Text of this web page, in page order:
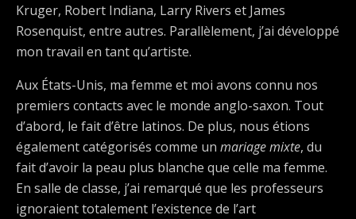
Kruger, Robert Indiana, Larry Rivers et James
Rosenquist, entre autres. Parallèlement, j’ai développé
mon travail en tant qu’artiste.
Aux États-Unis, ma femme et moi avons connu nos
premiers contacts avec le monde anglo-saxon. Tout
d’abord, le fait d’être latinos. De plus, nous étions
également catégorisés comme un mariage mixte, du
fait d’avoir la peau plus blanche que celle ma femme.
En salle de classe, j’ai remarqué que les professeurs
ignoraient totalement l’existence de l’art